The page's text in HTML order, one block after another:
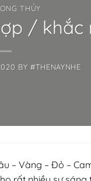
THỦY
/ khắc
BY#THENAYNHE
– Vàng – Đỏ –